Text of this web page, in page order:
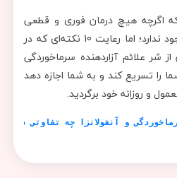
اگرچه هیچ درمان فوری و قطعی
برای سرماخوردگی پاییزی وجود ندارد؛ اما رعایت 10 نکته‌ای که در
شر علائم آزاردهنده سرماخوردگی
را تسریع کند و به شما اجازه دهد
و روزانه خود برگردید.
و آنفولانزا چه تفاوتی